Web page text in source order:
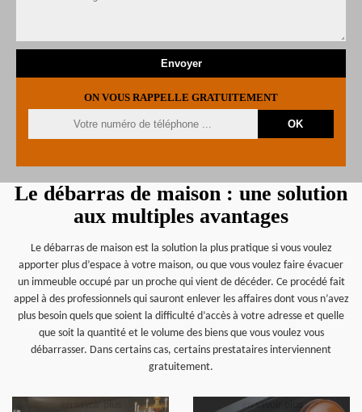
ON VOUS RAPPELLE GRATUITEMENT
Le débarras de maison : une solution
aux multiples avantages
Le débarras de maison est la solution la plus pratique si vous voulez
apporter plus d’espace à votre maison, ou que vous voulez faire évacuer
un immeuble occupé par un proche qui vient de décéder. Ce procédé fait
appel à des professionnels qui sauront enlever les affaires dont vous n’avez
plus besoin quels que soient la difficulté d’accès à votre adresse et quelle
que soit la quantité et le volume des biens que vous voulez vous
débarrasser. Dans certains cas, certains prestataires interviennent
gratuitement.
en savoir plus en savoir plus